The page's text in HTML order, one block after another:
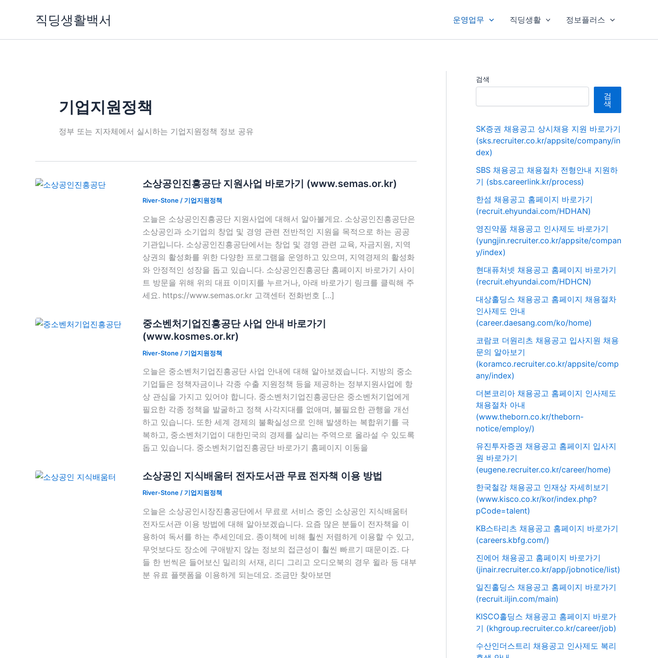
직딩생활백서 운영업무 직딩생활 정보플러스
기업지원정책
정부 또는 지자체에서 실시하는 기업지원정책 정보 공유
소상공인진흥공단 지원사업 바로가기 (www.semas.or.kr)
River-Stone / 기업지원정책
오늘은 소상공인진흥공단 지원사업에 대해서 알아볼게요. 소상공인진흥공단은
소상공인과 소기업의 창업 및 경영 관련 전반적인 지원을 목적으로 하는 공공
기관입니다. 소상공인진흥공단에서는 창업 및 경영 관련 교육, 자금지원, 지역
상권의 활성화를 위한 다양한 프로그램을 운영하고 있으며, 지역경제의 활성화
와 안정적인 성장을 돕고 있습니다. 소상공인진흥공단 홈페이지 바로가기 사이
트 방문을 위해 위의 대표 이미지를 누르거나, 아래 바로가기 링크를 클릭해 주
세요. https://www.semas.or.kr 고객센터 전화번호 […]
중소벤처기업진흥공단 사업 안내 바로가기
(www.kosmes.or.kr)
River-Stone / 기업지원정책
오늘은 중소벤처기업진흥공단 사업 안내에 대해 알아보겠습니다. 지방의 중소
기업들은 정책자금이나 각종 수출 지원정책 등을 제공하는 정부지원사업에 항
상 관심을 가지고 있어야 합니다. 중소벤처기업진흥공단은 중소벤처기업에게
필요한 각종 정책을 발굴하고 정책 사각지대를 없애며, 불필요한 관행을 개선
하고 있습니다. 또한 세계 경제의 불확실성으로 인해 발생하는 복합위기를 극
복하고, 중소벤처기업이 대한민국의 경제를 살리는 주역으로 올라설 수 있도록
돕고 있습니다. 중소벤처기업진흥공단 바로가기 홈페이지 이동을
소상공인 지식배움터 전자도서관 무료 전자책 이용 방법
River-Stone / 기업지원정책
오늘은 소상공인시장진흥공단에서 무료로 서비스 중인 소상공인 지식배움터
전자도서관 이용 방법에 대해 알아보겠습니다. 요즘 많은 분들이 전자책을 이
용하여 독서를 하는 추세인데요. 종이책에 비해 훨씬 저렴하게 이용할 수 있고,
무엇보다도 장소에 구애받지 않는 정보의 접근성이 훨씬 빠르기 때문이죠. 다
들 한 번씩은 들어보신 밀리의 서재, 리디 그리고 오디오북의 경우 윌라 등 대부
분 유료 플랫폼을 이용하게 되는데요. 조금만 찾아보면
검색
검
색
SK증권 채용공고 상시채용 지원 바로가기
(sks.recruiter.co.kr/appsite/company/in
dex)
SBS 채용공고 채용절차 전형안내 지원하
기 (sbs.careerlink.kr/process)
한섬 채용공고 홈페이지 바로가기
(recruit.ehyundai.com/HDHAN)
영진약품 채용공고 인사제도 바로가기
(yungjin.recruiter.co.kr/appsite/compan
y/index)
현대퓨처넷 채용공고 홈페이지 바로가기
(recruit.ehyundai.com/HDHCN)
대상홀딩스 채용공고 홈페이지 채용절차
인사제도 안내
(career.daesang.com/ko/home)
코람코 더원리츠 채용공고 입사지원 채용
문의 알아보기
(koramco.recruiter.co.kr/appsite/comp
any/index)
더본코리아 채용공고 홈페이지 인사제도
채용절차 아내
(www.theborn.co.kr/theborn-
notice/employ/)
유진투자증권 채용공고 홈페이지 입사지
원 바로가기
(eugene.recruiter.co.kr/career/home)
한국철강 채용공고 인재상 자세히보기
(www.kisco.co.kr/kor/index.php?
pCode=talent)
KB스타리츠 채용공고 홈페이지 바로가기
(careers.kbfg.com/)
진에어 채용공고 홈페이지 바로가기
(jinair.recruiter.co.kr/app/jobnotice/list)
일진홀딩스 채용공고 홈페이지 바로가기
(recruit.iljin.com/main)
KISCO홀딩스 채용공고 홈페이지 바로가
기 (khgroup.recruiter.co.kr/career/job)
수산인더스트리 채용공고 인사제도 복리